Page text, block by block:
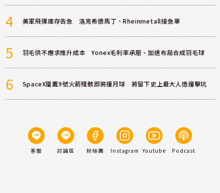
4 美軍飛彈庫存告急 洛克希德馬丁、Rheinmetall接急單
5 羽毛供不應求推升成本 Yonex毛利率承壓、加速布局合成羽毛球
6 SpaceX獵鷹9號火箭殘骸即將撞月球 將留下史上最大人造撞擊坑
客服 討論區 粉絲團 Instagram Youtube Podcast